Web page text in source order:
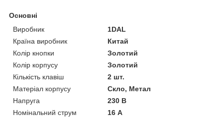
Основні
Виробник
1DAL
Країна виробник
Китай
Колір кнопки
Золотий
Колір корпусу
Золотий
Кількість клавіш
2 шт.
Матеріал корпусу
Скло, Метал
Напруга
230 В
Номінальний струм
16 А